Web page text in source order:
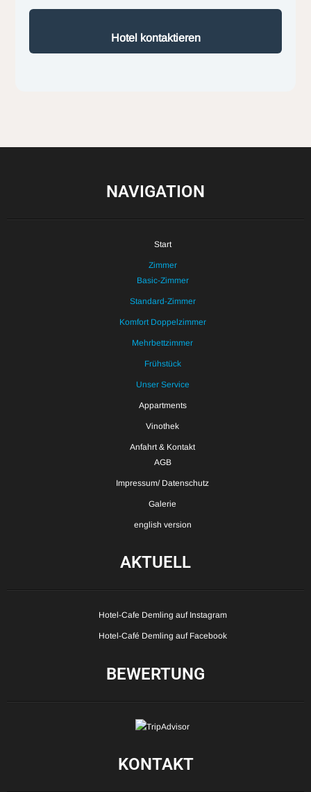
Hotel kontaktieren
NAVIGATION
Start
Zimmer
Basic-Zimmer
Standard-Zimmer
Komfort Doppelzimmer
Mehrbettzimmer
Frühstück
Unser Service
Appartments
Vinothek
Anfahrt & Kontakt
AGB
Impressum/ Datenschutz
Galerie
english version
AKTUELL
Hotel-Cafe Demling auf Instagram
Hotel-Café Demling auf Facebook
BEWERTUNG
KONTAKT